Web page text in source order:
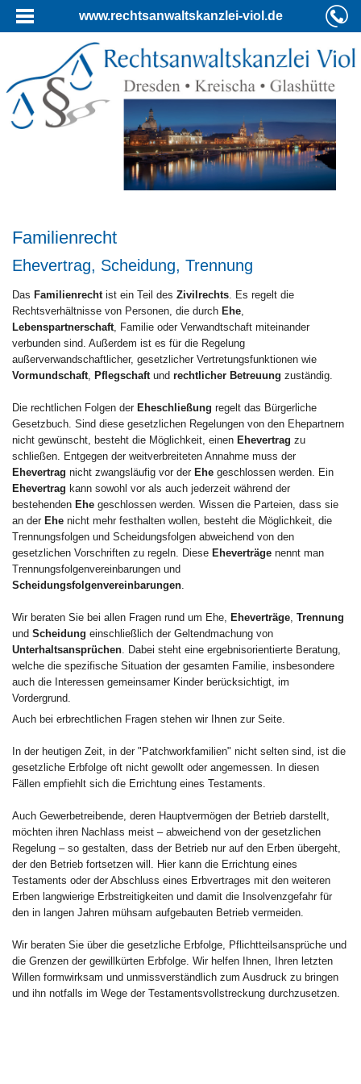
www.rechtsanwaltskanzlei-viol.de
Familienrecht
Ehevertrag, Scheidung, Trennung
Das Familienrecht ist ein Teil des Zivilrechts . Es regelt die
Rechtsverhältnisse von Personen, die durch Ehe
Lebenspartnerschaft , Familie oder Verwandtschaft miteinander
verbunden sind. Außerdem ist es für die Regelung
außerverwandschaftlicher, gesetzlicher Vertretungsfunktionen wie
Vormundschaft Pflegschaft und rechtlicher Betreuung zuständig.
Die rechtlichen Folgen der Eheschließung regelt das Bürgerliche
Gesetzbuch. Sind diese gesetzlichen Regelungen von den Ehepartnern
nicht gewünscht, besteht die Möglichkeit, einen Ehevertrag zu
schließen. Entgegen der weitverbreiteten Annahme muss der
Ehevertrag nicht zwangsläufig vor der Ehe geschlossen werden. Ein
Ehevertrag kann sowohl vor als auch jederzeit während der
bestehenden Ehe geschlossen werden. Wissen die Parteien, dass sie
an der Ehe nicht mehr festhalten wollen, besteht die Möglichkeit, die
Trennungsfolgen und Scheidungsfolgen abweichend von den
gesetzlichen Vorschriften zu regeln. Diese Eheverträge nennt man
Trennungsfolgenvereinbarungen und
Scheidungsfolgenvereinbarungen
Wir beraten Sie bei allen Fragen rund um Ehe, Eheverträge Trennung
und Scheidung einschließlich der Geltendmachung von
Unterhaltsansprüchen . Dabei steht eine ergebnisorientierte Beratung,
welche die spezifische Situation der gesamten Familie, insbesondere
auch die Interessen gemeinsamer Kinder berücksichtigt, im
Vordergrund.
Auch bei erbrechtlichen Fragen stehen wir Ihnen zur Seite.
In der heutigen Zeit, in der "Patchworkfamilien" nicht selten sind, ist die
gesetzliche Erbfolge oft nicht gewollt oder angemessen. In diesen
Fällen empfiehlt sich die Errichtung eines Testaments.
Auch Gewerbetreibende, deren Hauptvermögen der Betrieb darstellt,
möchten ihren Nachlass meist – abweichend von der gesetzlichen
Regelung – so gestalten, dass der Betrieb nur auf den Erben übergeht,
der den Betrieb fortsetzen will. Hier kann die Errichtung eines
Testaments oder der Abschluss eines Erbvertrages mit den weiteren
Erben langwierige Erbstreitigkeiten und damit die Insolvenzgefahr für
den in langen Jahren mühsam aufgebauten Betrieb vermeiden.
Wir beraten Sie über die gesetzliche Erbfolge, Pflichtteilsansprüche und
die Grenzen der gewillkürten Erbfolge. Wir helfen Ihnen, Ihren letzten
Willen formwirksam und unmissverständlich zum Ausdruck zu bringen
und ihn notfalls im Wege der Testamentsvollstreckung durchzusetzen.